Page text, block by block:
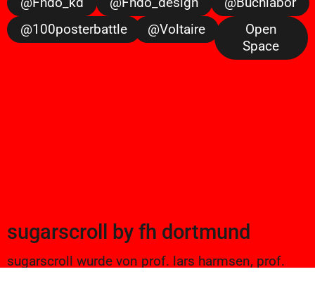
@100posterbattle
@voltaire
Open
Space
sugarscroll by fh dortmund
sugarscroll wurde von prof. lars harmsen, prof.